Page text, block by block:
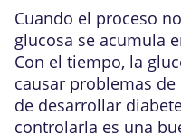
Cuando el proceso
glucosa se acumula
Con el tiempo, la
causar problemas
de desarrollar
controlarla es una